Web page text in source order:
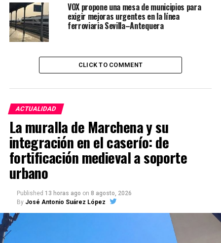
VOX propone una mesa de municipios para
exigir mejoras urgentes en la línea
ferroviaria Sevilla–Antequera
CLICK TO COMMENT
ACTUALIDAD
La muralla de Marchena y su
integración en el caserío: de
fortificación medieval a soporte
urbano
Published 13 horas ago on 8 agosto, 2026
By José Antonio Suárez López